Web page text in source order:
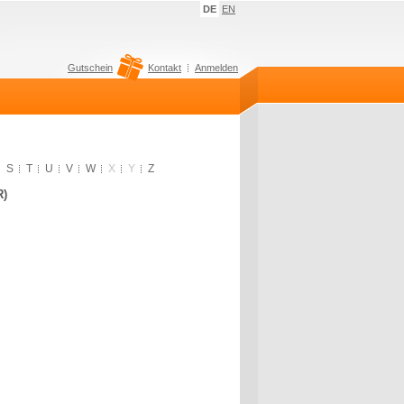
DE EN
Gutschein Kontakt Anmelden
S T U V W X Y Z